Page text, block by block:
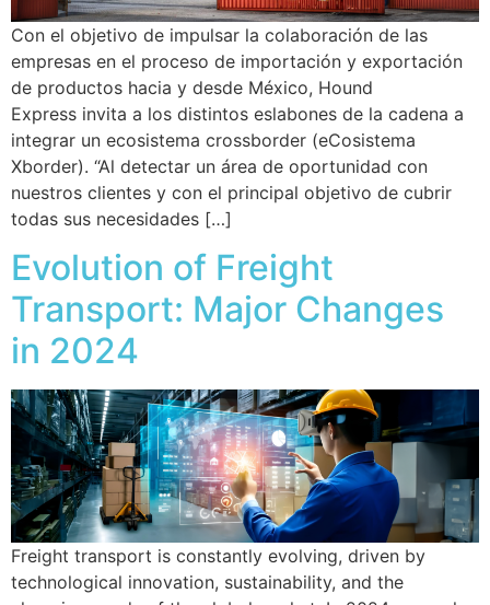
Con el objetivo de impulsar la colaboración de las
empresas en el proceso de importación y exportación
de productos hacia y desde México, Hound
Express invita a los distintos eslabones de la cadena a
integrar un ecosistema crossborder (eCosistema
Xborder). “Al detectar un área de oportunidad con
nuestros clientes y con el principal objetivo de cubrir
todas sus necesidades […]
Evolution of Freight
Transport: Major Changes
in 2024
Freight transport is constantly evolving, driven by
technological innovation, sustainability, and the